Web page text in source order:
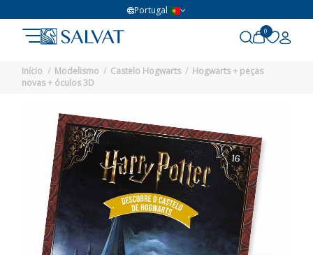
Portugal
0
Início Modelismo Castelo Hogwarts
Hogwarts + peças
novas + óculos 3D